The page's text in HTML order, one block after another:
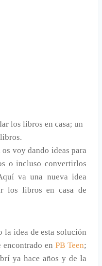
los libros en casa; un
voy dando ideas para
o incluso convertirlos
va una nueva idea
los libros en casa de
la idea de esta solución
en PB Teen;
ya hace años y de la